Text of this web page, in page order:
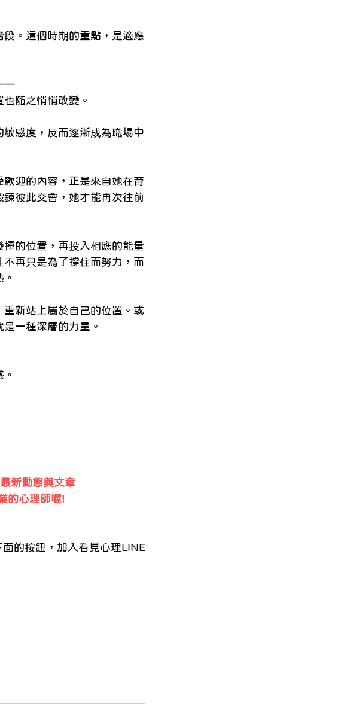
。這個時期的重點，是適應
——
隨之悄悄改變。
感度，反而逐漸成為職場中
迎的內容，正是來自她在育
彼此交會，她才能再次往前
的位置，再投入相應的能量
再只是為了撐住而努力，而
新站上屬於自己的位置。或
一種深層的力量。
新動態與文章
的心理師喔!
的按鈕，加入看見心理LINE